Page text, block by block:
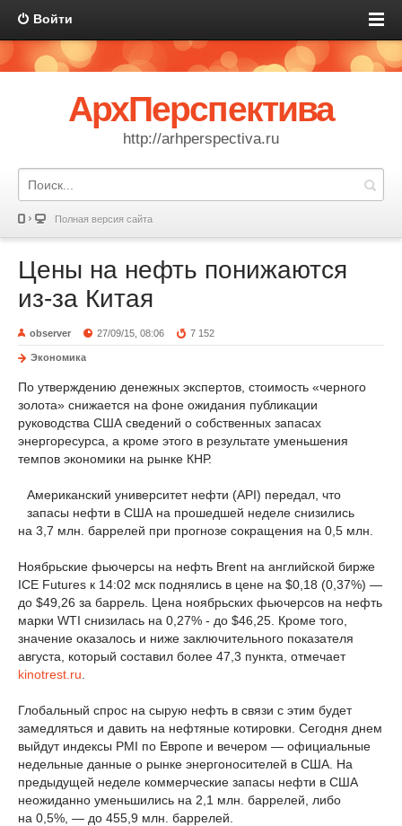
Войти
АрхПерспектива
http://arhperspectiva.ru
Полная версия сайта
Цены на нефть понижаются
из-за Китая
observer 27/09/15, 08:06 7 152
Экономика
По утверждению денежных экспертов, стоимость «черного
золота» снижается на фоне ожидания публикации
руководства США сведений о собственных запасах
энергоресурса, а кроме этого в результате уменьшения
темпов экономики на рынке КНР.
Американский университет нефти (API) передал, что
запасы нефти в США на прошедшей неделе снизились
на 3,7 млн. баррелей при прогнозе сокращения на 0,5 млн.
Ноябрьские фьючерсы на нефть Brent на английской бирже
ICE Futures к 14:02 мск поднялись в цене на $0,18 (0,37%) —
до $49,26 за баррель. Цена ноябрьских фьючерсов на нефть
марки WTI снизилась на 0,27% - до $46,25. Кроме того,
значение оказалось и ниже заключительного показателя
августа, который составил более 47,3 пункта, отмечает
kinotrest.ru
Глобальный спрос на сырую нефть в связи с этим будет
замедляться и давить на нефтяные котировки. Сегодня днем
выйдут индексы PMI по Европе и вечером — официальные
недельные данные о рынке энергоносителей в США. На
предыдущей неделе коммерческие запасы нефти в США
неожиданно уменьшились на 2,1 млн. баррелей, либо
на 0,5%, — до 455,9 млн. баррелей.